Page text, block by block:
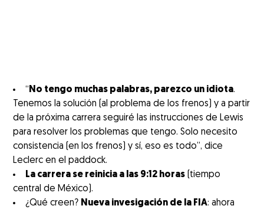
“ No tengo muchas palabras, parezco un idiota.
Tenemos la solución (al problema de los frenos) y a partir
de la próxima carrera seguiré las instrucciones de Lewis
para resolver los problemas que tengo. Solo necesito
consistencia (en los frenos) y sí, eso es todo”, dice
Leclerc en el paddock.
La carrera se reinicia a las 9:12 horas (tiempo
central de México).
¿Qué creen? Nueva invesigación de la FIA: ahora